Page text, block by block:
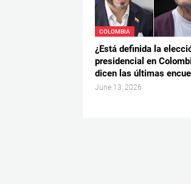
COLOMBIA
¿Está definida la
presidencial en
dicen las últimas
June 13, 2026